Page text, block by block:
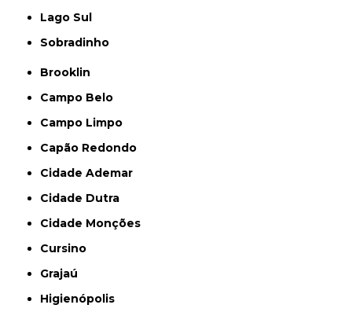
Lago Sul
Sobradinho
Brooklin
Campo Belo
Campo Limpo
Capão Redondo
Cidade Ademar
Cidade Dutra
Cidade Monções
Cursino
Grajaú
Higienópolis